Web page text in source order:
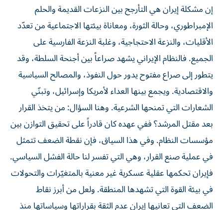
إن مشكلة إيران هي التأرجح بين النزعات القديمة والحلم
الإمبراطوري، وحالة الثورة، ومعاناة بيئتها الاجتماعية من تعدّد
الأقليات، والنزعة الاحتجاجية، وغلبة النزعة الفارسية على
الجميع. فالنظام الإيراني يشهد صراعاً بين أجنحة السلطة، وقد
يتطور إلى صراع مفتوح يدور حول النفوذ، والمصالح السياسية
والاقتصادية. ويجمع بينها العداء لأمريكا وإسرائيل، وتبنّي
الشعارات التي تمنحها الشرعية. وهنا السؤال: من يتخذ القرار
بعد مقتل المرشد؟ ففي عهده كان قادراً على تحقيق التوازن بين
مؤسسات النظام. وفي هذا السياق، فإن نقطة الضعف تتمثل
في عملية صنع القرار، وهي التي تفسر لنا حالة الفشل السياسي.
فإيران تحكمها عقلية عسكرية غير معنية بالمتغيّرات والتحولات
في بيئة القوة التي تشهدها المنطقة. ولعل من أبرز نقاط
الضعف التي تعانيها إيران عدم الثقة بقراراتها وسياساتها منذ